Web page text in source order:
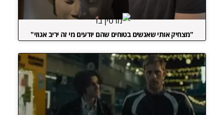
"מצחיק אותי שאנשים בטוחים שהם יודעים מי זה יריב אגוזי"